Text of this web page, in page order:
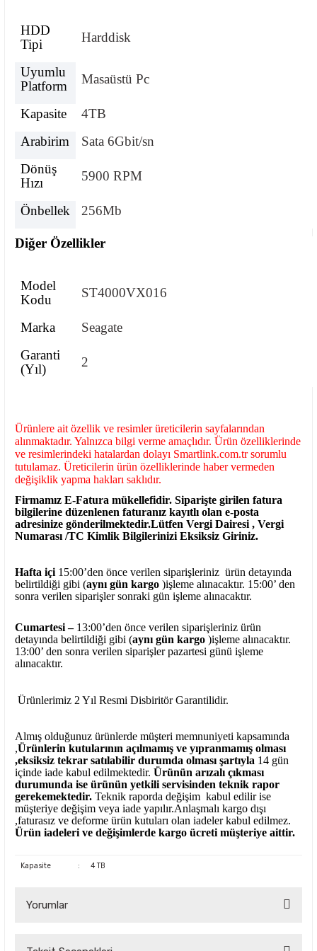
HDD
Tipi
Harddisk
Uyumlu
Platform
Masaüstü Pc
Kapasite
4TB
Arabirim
Sata 6Gbit/sn
Dönüş
Hızı
5900 RPM
Önbellek 256Mb
Diğer Özellikler
Model
Kodu
ST4000VX016
Marka
Seagate
Garanti
(Yıl)
2
Ürünlere ait özellik ve resimler üreticilerin sayfalarından
alınmaktadır. Yalnızca bilgi verme amaçlıdır. Ürün özelliklerinde
ve resimlerindeki hatalardan dolayı Smartlink.com.tr sorumlu
tutulamaz. Üreticilerin ürün özelliklerinde haber vermeden
değişiklik yapma hakları saklıdır.
Firmamız E-Fatura mükellefidir. Siparişte girilen fatura
bilgilerine düzenlenen faturanız kayıtlı olan e-posta
adresinize gönderilmektedir.Lütfen Vergi Dairesi , Vergi
Numarası /TC Kimlik Bilgilerinizi Eksiksiz Giriniz.
Hafta içi 15:00’den önce verilen siparişleriniz ürün detayında
belirtildiği gibi (aynı gün kargo )işleme alınacaktır. 15:00’ den
sonra verilen siparişler sonraki gün işleme alınacaktır.
Cumartesi – 13:00’den önce verilen siparişleriniz ürün
detayında belirtildiği gibi (aynı gün kargo )işleme alınacaktır.
13:00’ den sonra verilen siparişler pazartesi günü işleme
alınacaktır.
Ürünlerimiz 2 Yıl Resmi Disbiritör Garantilidir.
Almış olduğunuz ürünlerde müşteri memnuniyeti kapsamında
,Ürünlerin kutularının açılmamış ve yıpranmamış olması
,eksiksiz tekrar satılabilir durumda olması şartıyla 14 gün
içinde iade kabul edilmektedir. Ürünün arızalı çıkması
durumunda ise ürünün yetkili servisinden teknik rapor
gerekemektedir. Teknik raporda değişim kabul edilir ise
müşteriye değişim veya iade yapılır.Anlaşmalı kargo dışı
,faturasız ve deforme ürün kutuları olan iadeler kabul edilmez.
Ürün iadeleri ve değişimlerde kargo ücreti müşteriye aittir.
Kapasite : 4 TB
Yorumlar